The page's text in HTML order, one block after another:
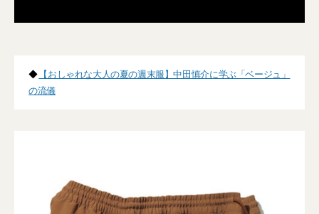
◆ 【おしゃれな大人の夏の週末服】中田慎介に学ぶ「ベージュ」
の流儀